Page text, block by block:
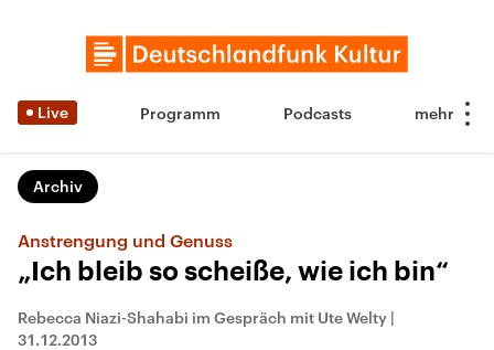
Live Programm Podcasts
Archiv
Anstrengung und Genuss
„Ich bleib so scheiße, wie ich bin“
Rebecca Niazi-Shahabi im Gespräch mit Ute Welty |
31.12.2013